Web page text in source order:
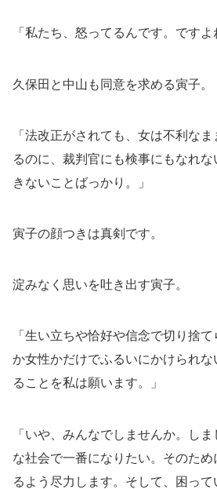
「私たち、怒ってるんです。ですよ
久保田と中山も同意を求める寅子。
「法改正がされても、女は不利な
るのに、裁判官にも検事にもなれ
きないことばっかり。」
寅子の顔つきは真剣です。
淀みなく思いを吐き出す寅子。
「生い立ちや恰好や信念で切り捨
か女性かだけでふるいにかけられ
ることを私は願います。」
「いや、みんなでしませんか。し
な社会で一番になりたい。そのた
るよう尽力します。そして、困っ